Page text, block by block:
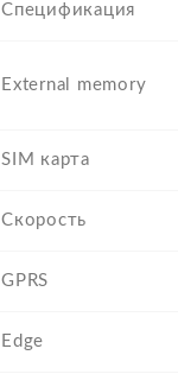
Спецификация
External memory
SIM карта
Скорость
GPRS
Edge